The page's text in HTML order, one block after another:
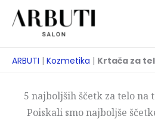
Preskoči
ARBUTI | Kozmetika | Krtača za
5 najboljših ščetk za telo na
Poiskali smo najboljše